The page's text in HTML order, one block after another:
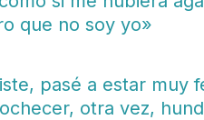
que no soy yo»
pasé a estar muy
otra vez,